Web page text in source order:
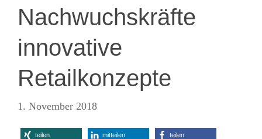
Nachwuchskräfte
innovative
Retailkonzepte
1. November 2018
teilen mitteilen teilen